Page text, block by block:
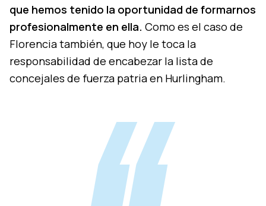
que hemos tenido la oportunidad de formarnos
profesionalmente en ella. Como es el caso de
Florencia también, que hoy le toca la
responsabilidad de encabezar la lista de
concejales de fuerza patria en Hurlingham.